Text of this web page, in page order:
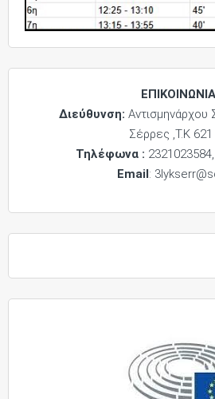
ΕΠΙΚΟΙΝΩΝΙΑ
Διεύθυνση: Αντισμηνάρχου
Σέρρες ,Τ.Κ 621
Τηλέφωνα :
Email: